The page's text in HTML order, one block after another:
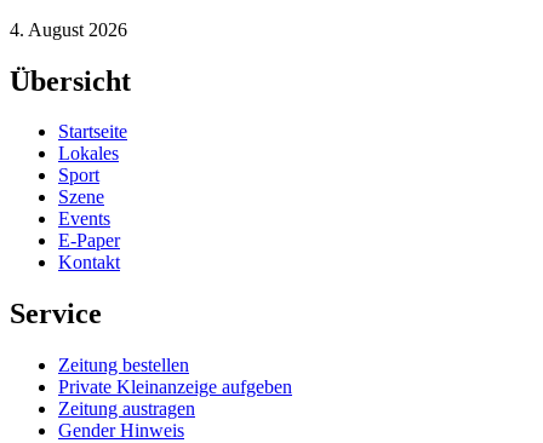
4. August 2026
Übersicht
Startseite
Lokales
Sport
Szene
Events
E-Paper
Kontakt
Service
Zeitung bestellen
Private Kleinanzeige aufgeben
Zeitung austragen
Gender Hinweis